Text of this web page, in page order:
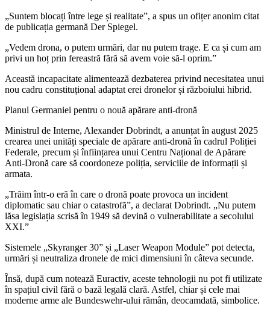
„Suntem blocați între lege și realitate”, a spus un ofițer anonim citat
de publicația germană Der Spiegel.
„Vedem drona, o putem urmări, dar nu putem trage. E ca și cum am
privi un hoț prin fereastră fără să avem voie să-l oprim.”
Această incapacitate alimentează dezbaterea privind necesitatea unui
nou cadru constituțional adaptat erei dronelor și războiului hibrid.
Planul Germaniei pentru o nouă apărare anti-dronă
Ministrul de Interne, Alexander Dobrindt, a anunțat în august 2025
crearea unei unități speciale de apărare anti-dronă în cadrul Poliției
Federale, precum și înființarea unui Centru Național de Apărare
Anti-Dronă care să coordoneze poliția, serviciile de informații și
armata.
„Trăim într-o eră în care o dronă poate provoca un incident
diplomatic sau chiar o catastrofă”, a declarat Dobrindt. „Nu putem
lăsa legislația scrisă în 1949 să devină o vulnerabilitate a secolului
XXI.”
Sistemele „Skyranger 30” și „Laser Weapon Module” pot detecta,
urmări și neutraliza dronele de mici dimensiuni în câteva secunde.
Însă, după cum notează Euractiv, aceste tehnologii nu pot fi utilizate
în spațiul civil fără o bază legală clară. Astfel, chiar și cele mai
moderne arme ale Bundeswehr-ului rămân, deocamdată, simbolice.